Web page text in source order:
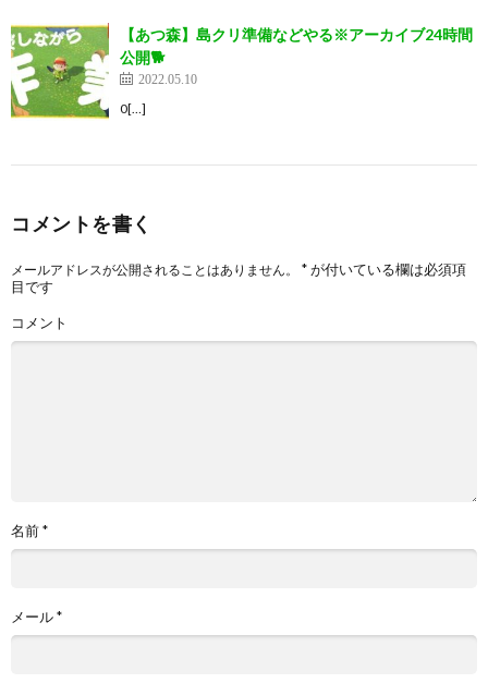
【あつ森】島クリ準備などやる※アーカイブ24時間
公開🐕
2022.05.10
0[…]
コメントを書く
メールアドレスが公開されることはありません。 *が付いている欄は必須項
目です
コメント
名前*
メール*